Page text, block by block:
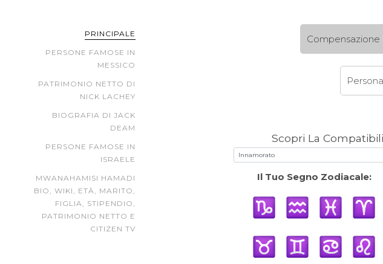
PRINCIPALE
PERSONE FAMOSE IN
MESSICO
PATRIMONIO NETTO DI
NICK LACHEY
BIOGRAFIA DI JACK
DEAM
PERSONE FAMOSE IN
ISRAELE
MWANAHAMISI HAMADI
BIO, WIKI, ETÀ, MARITO,
FIGLIA, STIPENDIO,
PATRIMONIO NETTO E
CITIZEN TV
Scopri La
Il Tuo Segno Zodiacale: